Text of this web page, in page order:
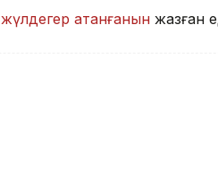
жүлдегер атанғанын жазған